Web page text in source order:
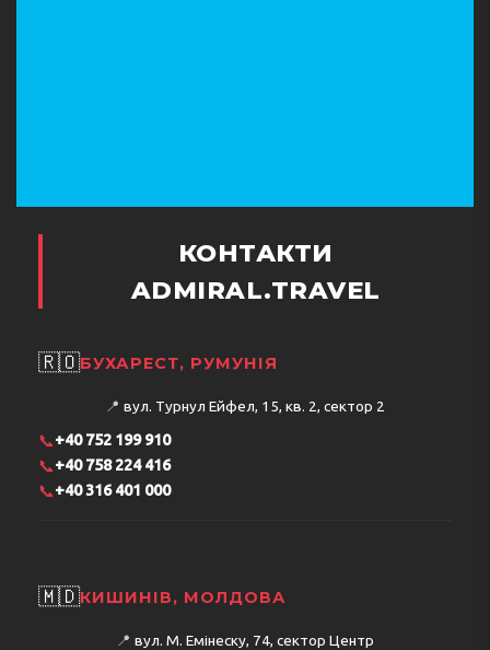
КОНТАКТИ
ADMIRAL.TRAVEL
🇷🇴БУХАРЕСТ, РУМУНІЯ
📍 вул. Турнул Ейфел, 15, кв. 2, сектор 2
📞+40 752 199 910
📞+40 758 224 416
📞+40 316 401 000
🇲🇩КИШИНІВ, МОЛДОВА
📍 вул. М. Емінеску, 74, сектор Центр